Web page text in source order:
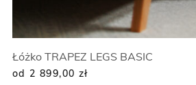
Łóżko TRAPEZ LEGS BASIC
od 2 899,00 zł